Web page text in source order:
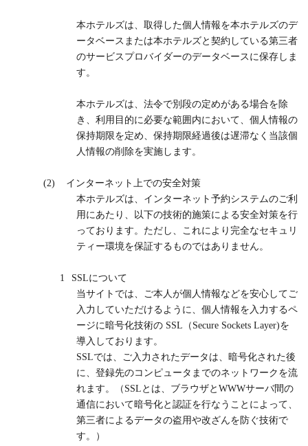
本ホテルズは、取得した個人情報を本ホテルズのデ
ータベースまたは本ホテルズと契約している第三者
のサービスプロバイダーのデータベースに保存しま
す。
本ホテルズは、法令で別段の定めがある場合を除
き、利用目的に必要な範囲内において、個人情報の
保持期限を定め、保持期限経過後は遅滞なく当該個
人情報の削除を実施します。
(2)
インターネット上での安全対策
本ホテルズは、インターネット予約システムのご利
用にあたり、以下の技術的施策による安全対策を行
っております。ただし、これにより完全なセキュリ
ティー環境を保証するものではありません。
1 SSLについて
当サイトでは、ご本人が個人情報などを安心してご
入力していただけるように、個人情報を入力するペ
ージに暗号化技術の SSL （ Secure Sockets Layer)を
導入しております。
SSLでは、ご入力されたデータは、暗号化された後
に、登録先のコンピュータまでのネットワークを流
れます。（ SSL とは、ブラウザと WWWサーバ間の
通信において暗号化と認証を行なうことによって、
第三者によるデータの盗用や改ざんを防ぐ技術で
す。）